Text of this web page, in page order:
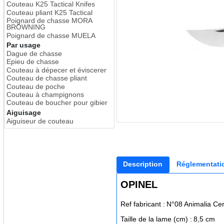
Couteau K25 Tactical Knifes
Couteau pliant K25 Tactical
Poignard de chasse MORA
BROWNING
Poignard de chasse MUELA
Par usage
Dague de chasse
Epieu de chasse
Couteau à dépecer et éviscerer
Couteau de chasse pliant
Couteau de poche
Couteau à champignons
Couteau de boucher pour gibier
Aiguisage
Aiguiseur de couteau
Description
OPINEL
Ref fabricant : N°08 Animalia
Taille de la lame (cm) : 8,5 cm